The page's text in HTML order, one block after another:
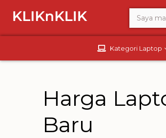
Kategori Laptop
Harga
Baru